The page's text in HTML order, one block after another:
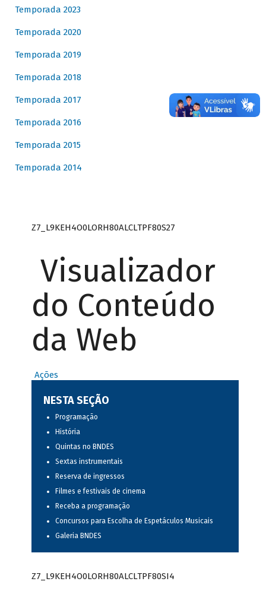
Temporada 2023
Temporada 2020
Temporada 2019
Temporada 2018
Temporada 2017
Temporada 2016
Temporada 2015
Temporada 2014
Z7_L9KEH4O0LORH80ALCLTPF80S27
Visualizador
do Conteúdo
da Web
Ações
NESTA SEÇÃO
Programação
História
Quintas no BNDES
Sextas instrumentais
Reserva de ingressos
Filmes e festivais de cinema
Receba a programação
Concursos para Escolha de Espetáculos Musicais
Galeria BNDES
Z7_L9KEH4O0LORH80ALCLTPF80SI4